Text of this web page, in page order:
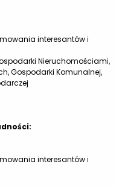
interesantów i
Nieruchomościami,
Gospodarki Komunalnej,
interesantów i